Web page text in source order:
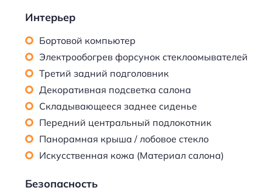
Интерьер
Бортовой компьютер
Электрообогрев форсунок стеклоомывателей
Третий задний подголовник
Декоративная подсветка салона
Складывающееся заднее сиденье
Передний центральный подлокотник
Панорамная крыша / лобовое стекло
Искусственная кожа (Материал салона)
Безопасность